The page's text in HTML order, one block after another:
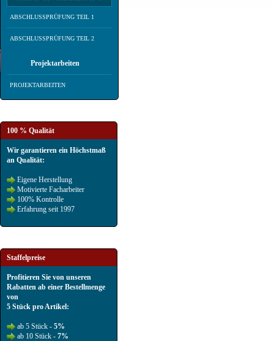
ABSCHLUSSPRÜFUNG TEIL 1
ABSCHLUSSPRÜFUNG TEIL 2
Projektarbeiten
PROJEKTARBEITEN
100 % Qualität
Wir garantieren ein Höchstmaß
an Qualität:
Eigene Herstellung
Motivierte Facharbeiter
100% Kontrolle
Erfahrung seit 1997
Staffelpreise
Profitieren Sie von unseren
Rabatten ab einer Bestellmenge
von
5 Stück pro Artikel:
ab 5 Stück - 5%
ab 10 Stück - 7%